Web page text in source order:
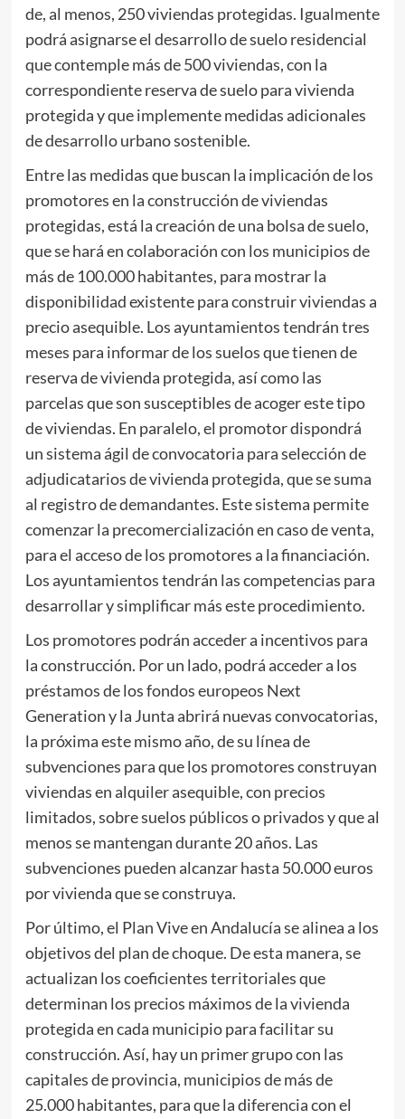
de, al menos, 250 viviendas protegidas. Igualmente
podrá asignarse el desarrollo de suelo residencial
que contemple más de 500 viviendas, con la
correspondiente reserva de suelo para vivienda
protegida y que implemente medidas adicionales
de desarrollo urbano sostenible.
Entre las medidas que buscan la implicación de los
promotores en la construcción de viviendas
protegidas, está la creación de una bolsa de suelo,
que se hará en colaboración con los municipios de
más de 100.000 habitantes, para mostrar la
disponibilidad existente para construir viviendas a
precio asequible. Los ayuntamientos tendrán tres
meses para informar de los suelos que tienen de
reserva de vivienda protegida, así como las
parcelas que son susceptibles de acoger este tipo
de viviendas. En paralelo, el promotor dispondrá
un sistema ágil de convocatoria para selección de
adjudicatarios de vivienda protegida, que se suma
al registro de demandantes. Este sistema permite
comenzar la precomercialización en caso de venta,
para el acceso de los promotores a la financiación.
Los ayuntamientos tendrán las competencias para
desarrollar y simplificar más este procedimiento.
Los promotores podrán acceder a incentivos para
la construcción. Por un lado, podrá acceder a los
préstamos de los fondos europeos Next
Generation y la Junta abrirá nuevas convocatorias,
la próxima este mismo año, de su línea de
subvenciones para que los promotores construyan
viviendas en alquiler asequible, con precios
limitados, sobre suelos públicos o privados y que al
menos se mantengan durante 20 años. Las
subvenciones pueden alcanzar hasta 50.000 euros
por vivienda que se construya.
Por último, el Plan Vive en Andalucía se alinea a los
objetivos del plan de choque. De esta manera, se
actualizan los coeficientes territoriales que
determinan los precios máximos de la vivienda
protegida en cada municipio para facilitar su
construcción. Así, hay un primer grupo con las
capitales de provincia, municipios de más de
25.000 habitantes, para que la diferencia con el